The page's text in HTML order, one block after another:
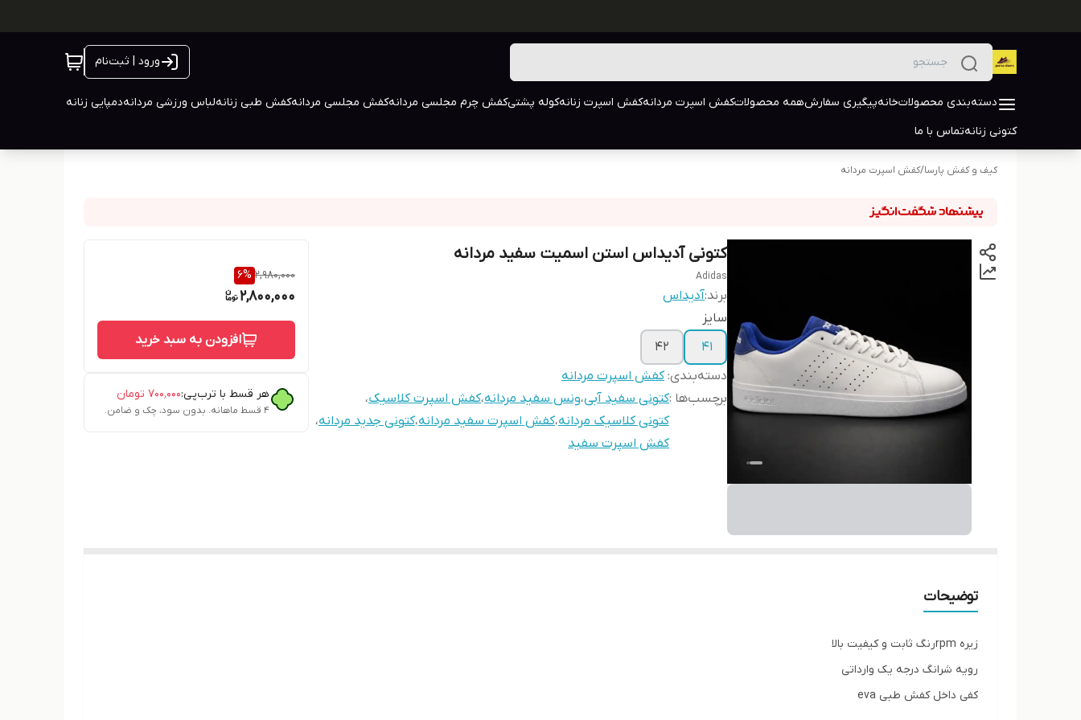
ورود | ثبت‌نام
دسته‌بندی محصولاتخانهپیگیری سفارشهمه محصولاتکفش اسپرت مردانهکفش اسپرت زنانهکوله پشتیکفش چرم مجلسی مردانهکفش مجلسی مردانهکفش طبی زنانهلباس ورزشی مردانهدمپایی زنانه
کتونی زنانهتماس با ما
کیف و کفش پارسا/کفش اسپرت مردانه
کتونی آدیداس استن اسمیت سفید مردانه
Adidas
برند:آدیداس
سایز
41
42
دسته‌بندی:کفش اسپرت مردانه
برچسب‌ها :کتونی سفید آبی،ونس سفید مردانه،کفش اسپرت کلاسیک،
کتونی کلاسیک مردانه،کفش اسپرت سفید مردانه،کتونی جدید مردانه،
کفش اسپرت سفید
2,980,000
6%
2,800,000
افزودن به سبد خرید
هر قسط با ترب‌پی:۷۰۰٬۰۰۰ تومان
۴ قسط ماهانه. بدون سود، چک و ضامن.
توضیحات
زیره rpmرنگ ثابت و کیفیت بالا
رویه شرانگ درجه یک وارداتی
کفی داخل کفش طبی eva